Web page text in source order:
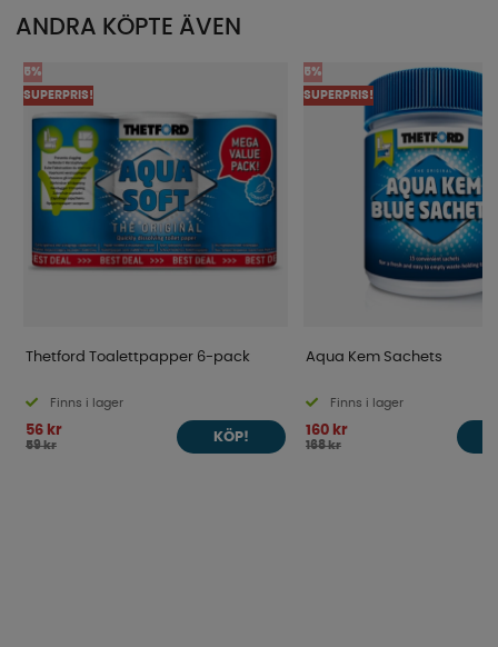
ANDRA KÖPTE ÄVEN
5%
SUPERPRIS!
Thetford Toalettpapper 6-pack
Finns i lager
56 kr
59 kr
KÖP!
5%
SUPERPRIS!
Aqua Kem Sachets
Finns i lager
160 kr
168 kr